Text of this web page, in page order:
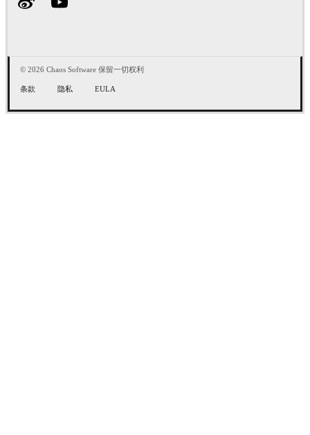
© 2026 Chaos Software 保留一切权利
条款 隐私 EULA